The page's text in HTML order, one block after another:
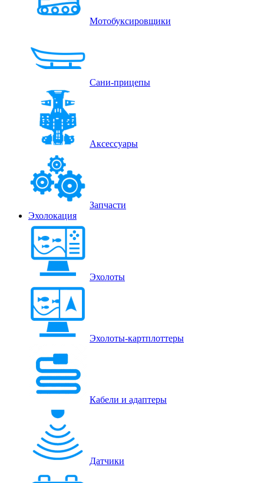
Мотобуксировщики
Сани-прицепы
Аксессуары
Запчасти
Эхолокация
Эхолоты
Эхолоты-картплоттеры
Кабели и адаптеры
Датчики